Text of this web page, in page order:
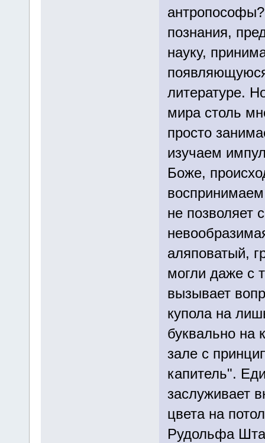
познания,
науку,
литературе.
мира столь
просто
изучаем
Боже,
не позволяет
аляповатый,
могли даже с
вызывает
купола на
буквально на
зале с
капитель".
заслуживает
цвета на
Рудольфа